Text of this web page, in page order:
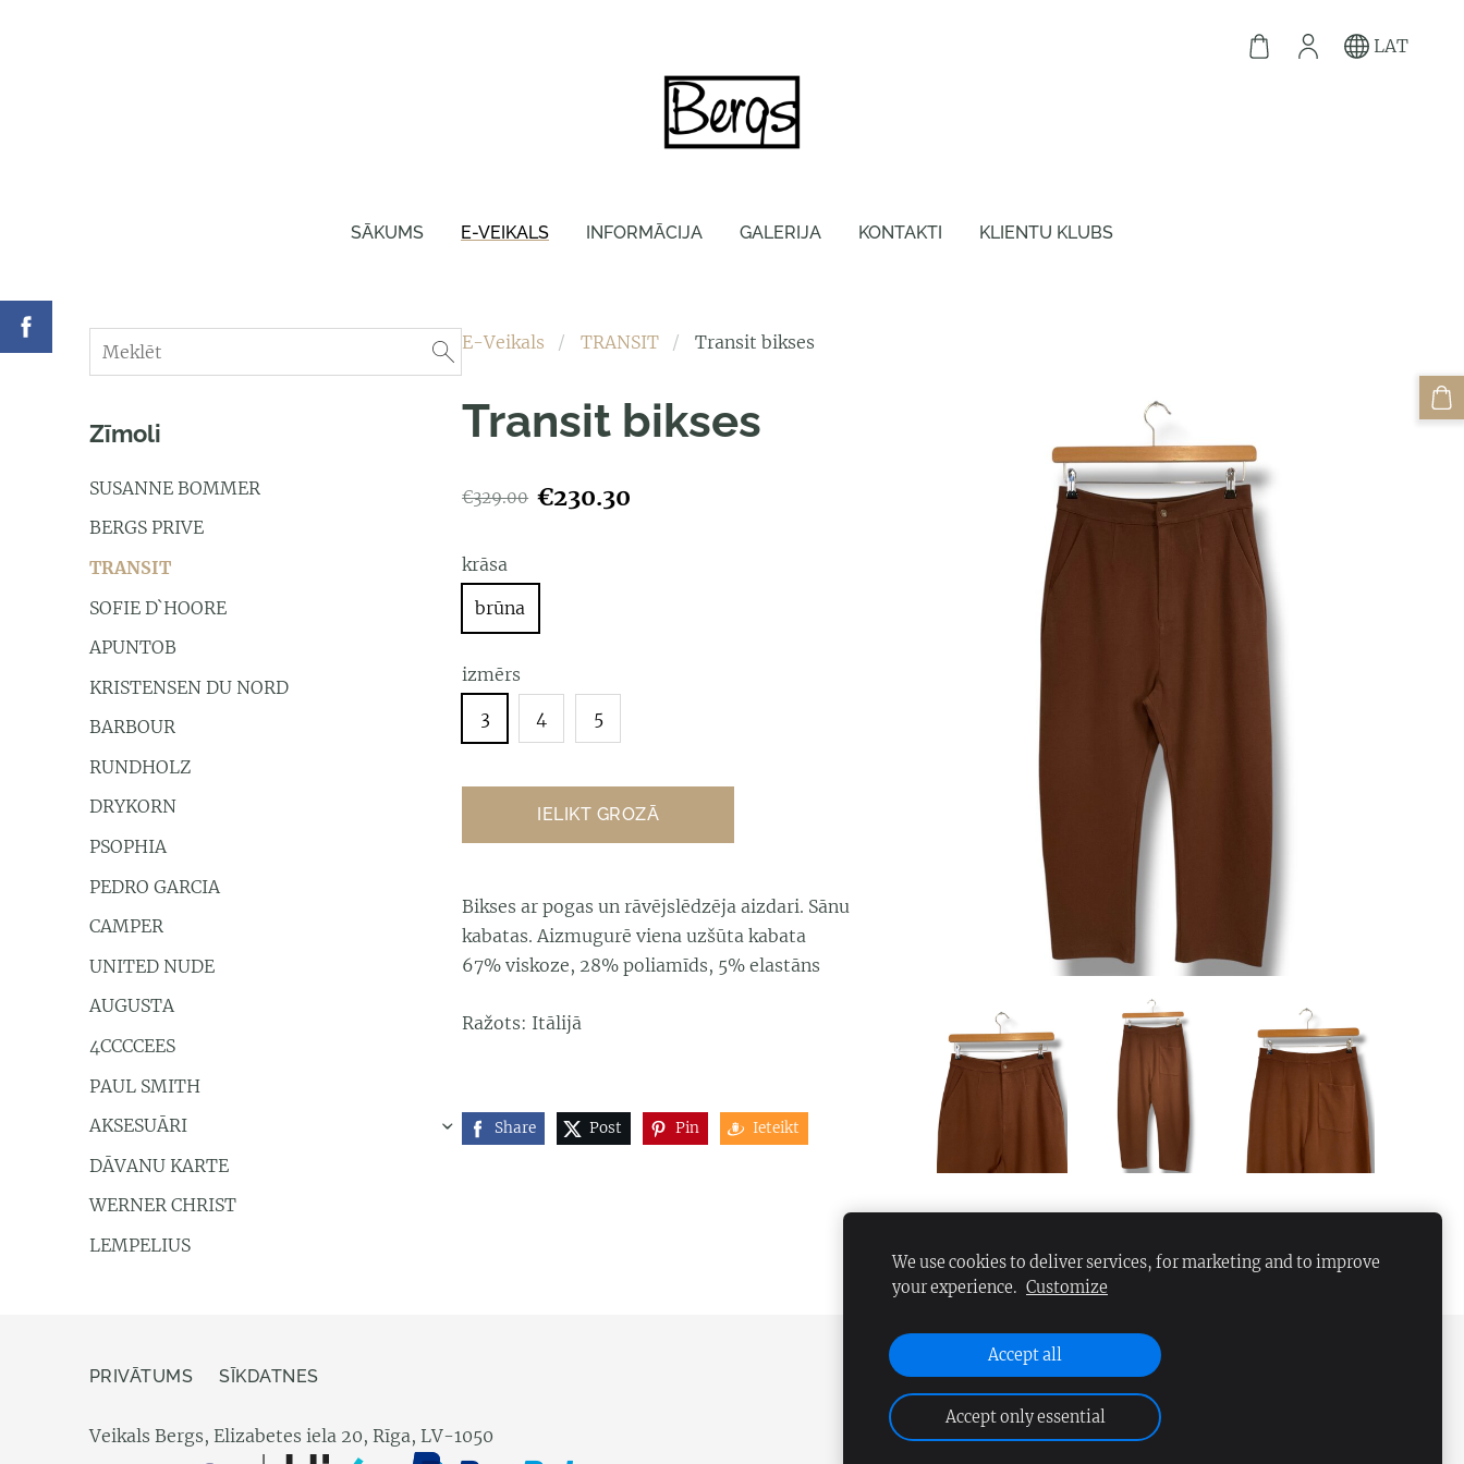
SĀKUMS E-VEIKALS INFORMĀCIJA GALERIJA KONTAKTI KLIENTU KLUBS
LAT
Zīmoli
SUSANNE BOMMER
BERGS PRIVE
TRANSIT
SOFIE D`HOORE
APUNTOB
KRISTENSEN DU NORD
BARBOUR
RUNDHOLZ
DRYKORN
PSOPHIA
PEDRO GARCIA
CAMPER
UNITED NUDE
AUGUSTA
4CCCCEES
PAUL SMITH
AKSESUĀRI
›
DĀVANU KARTE
WERNER CHRIST
LEMPELIUS
E-Veikals TRANSIT Transit bikses
Transit bikses
€329.00 €230.30
krāsa
brūna
izmērs
3
4 5
IELIKT GROZĀ
Bikses ar pogas un rāvējslēdzēja aizdari. Sānu
kabatas. Aizmugurē viena uzšūta kabata
67% viskoze, 28% poliamīds, 5% elastāns
Ražots: Itālijā
Share Post Pin Ieteikt
PRIVĀTUMS SĪKDATNES
Veikals Bergs, Elizabetes iela 20, Rīga, LV-1050
We use cookies to deliver services, for marketing and to improve
your experience. Customize
Accept all
Accept only essential